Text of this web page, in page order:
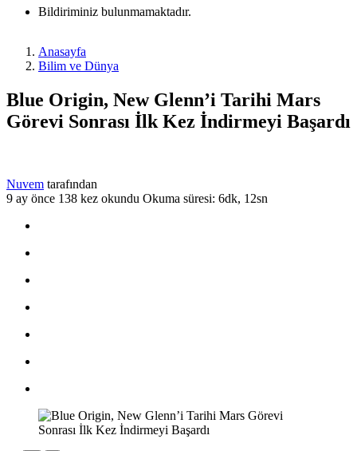
Bildiriminiz bulunmamaktadır.
Anasayfa
Bilim ve Dünya
Blue Origin, New Glenn’i Tarihi Mars
Görevi Sonrası İlk Kez İndirmeyi Başardı
Nuvem tarafından
9 ay önce 138 kez okundu Okuma süresi: 6dk, 12sn